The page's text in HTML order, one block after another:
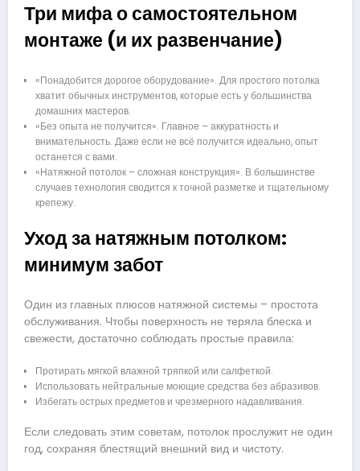
Три мифа о самостоятельном
монтаже (и их развенчание)
«Понадобится дорогое оборудование». Для простого потолка
хватит обычных инструментов, которые есть у большинства
домашних мастеров.
«Без опыта не получится». Главное – аккуратность и
внимательность. Даже если не всё получится идеально, опыт
останется с вами.
«Натяжной потолок – сложная конструкция». В большинстве
случаев технология сводится к точной разметке и тщательному
крепежу.
Уход за натяжным потолком:
минимум забот
Один из главных плюсов натяжной системы – простота
обслуживания. Чтобы поверхность не теряла блеска и
свежести, достаточно соблюдать простые правила:
Протирать мягкой влажной тряпкой или салфеткой.
Использовать нейтральные моющие средства без абразивов.
Избегать острых предметов и чрезмерного надавливания.
Если следовать этим советам, потолок прослужит не один
год, сохраняя блестящий внешний вид и чистоту.